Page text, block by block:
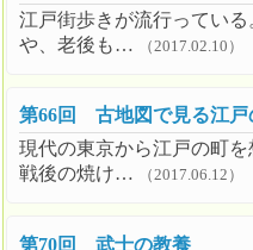
江戸街歩きが流行ってい
や、老後も…
（2017.02.10）
第66回 古地図で見る江戸
現代の東京から江戸の町を
戦後の焼け…
（2017.06.12）
第70回 武士の教養